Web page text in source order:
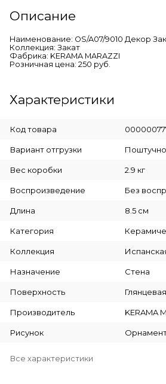
Описание
Наименование: OS/A07/9010 Декор
Коллекция: Закат
Фабрика: KERAMA MARAZZI
Розничная цена: 250 руб.
Характеристики
Код товара
Вариант отгрузки Поштучно
Вес коробки 2.9 кг
Воспроизведение Без
Длина 8.5 см
Категория
Коллекция
Назначение Стена
Поверхность Глянцевая
Производитель KERAMA
Рисунок
Все характеристики